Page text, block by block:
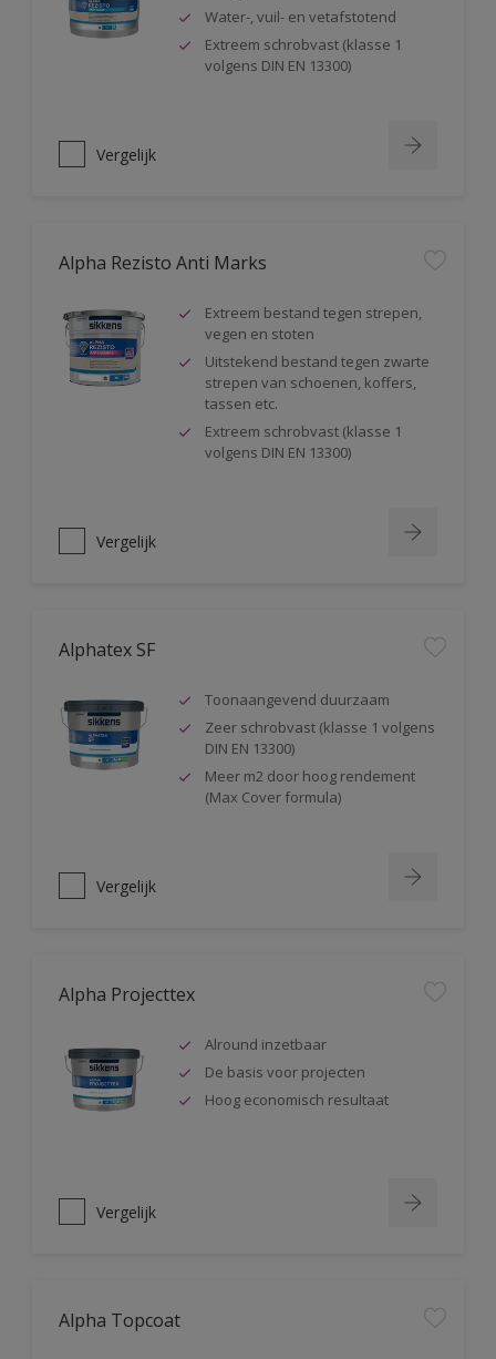
Water-, vuil- en vetafstotend
Extreem schrobvast (klasse 1
volgens DIN EN 13300)
Vergelijk
Alpha Rezisto Anti Marks
Extreem bestand tegen strepen,
vegen en stoten
Uitstekend bestand tegen zwarte
strepen van schoenen, koffers,
tassen etc.
Extreem schrobvast (klasse 1
volgens DIN EN 13300)
Vergelijk
Alphatex SF
Toonaangevend duurzaam
Zeer schrobvast (klasse 1 volgens
DIN EN 13300)
Meer m2 door hoog rendement
(Max Cover formula)
Vergelijk
Alpha Projecttex
Alround inzetbaar
De basis voor projecten
Hoog economisch resultaat
Vergelijk
Alpha Topcoat